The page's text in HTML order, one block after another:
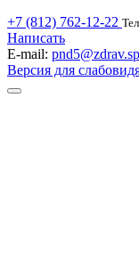
+7 (812) 762-12-22
Написать
E-mail:
Версия для